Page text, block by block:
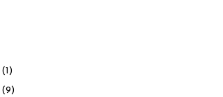
(1)
(9)